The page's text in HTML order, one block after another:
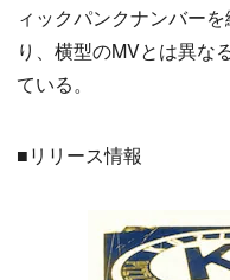
ィックパンクナンバー
り、横型のMVとは異な
ている。
■リリース情報